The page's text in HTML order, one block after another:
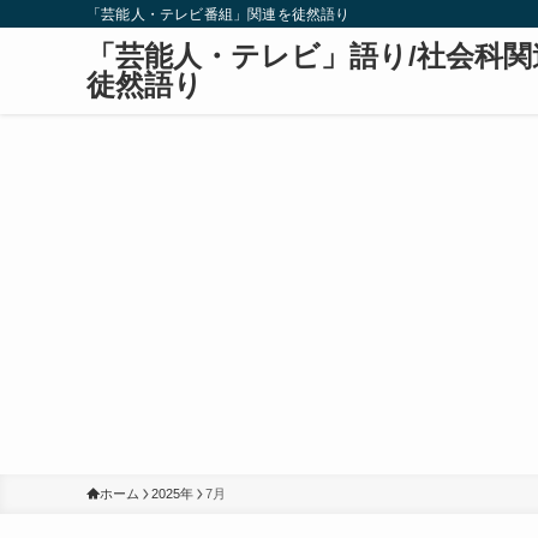
「芸能人・テレビ番組」関連を徒然語り
「芸能人・テレビ」語り/社会科
徒然語り
ホーム 2025年 7月